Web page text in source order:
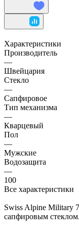
Характеристики
Производитель
—
Швейцария
Стекло
—
Сапфировое
Тип механизма
—
Кварцевый
Пол
—
Мужские
Водозащита
—
100
Все характеристики
Swiss Alpine Military
сапфировым стеклом.